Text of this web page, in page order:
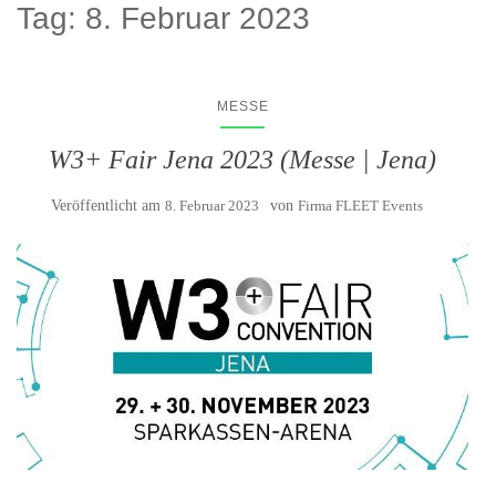
Tag: 8. Februar 2023
MESSE
W3+ Fair Jena 2023 (Messe | Jena)
Veröffentlicht am 8. Februar 2023 von Firma FLEET Events